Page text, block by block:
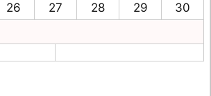
26 27 28 29
30